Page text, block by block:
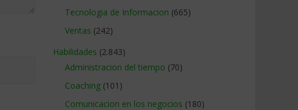
Tecnologia de Informacion (665)
Ventas (242)
Habilidades (2.843)
Administracion del tiempo (70)
Coaching (101)
Comunicacion en los negocios (180)